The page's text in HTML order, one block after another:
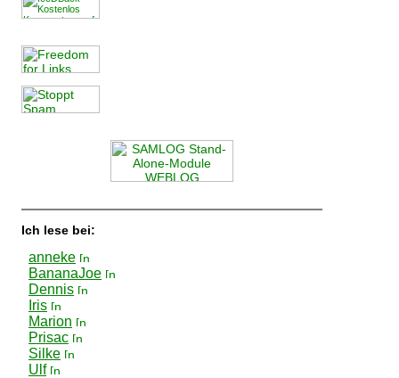
Ich lese bei:
anneke
BananaJoe
Dennis
Iris
Marion
Prisac
Silke
Ulf